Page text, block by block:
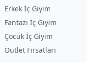
Erkek İç Giyim
Fantazi İç Giyim
Çocuk İç Giyim
Outlet Fırsatları